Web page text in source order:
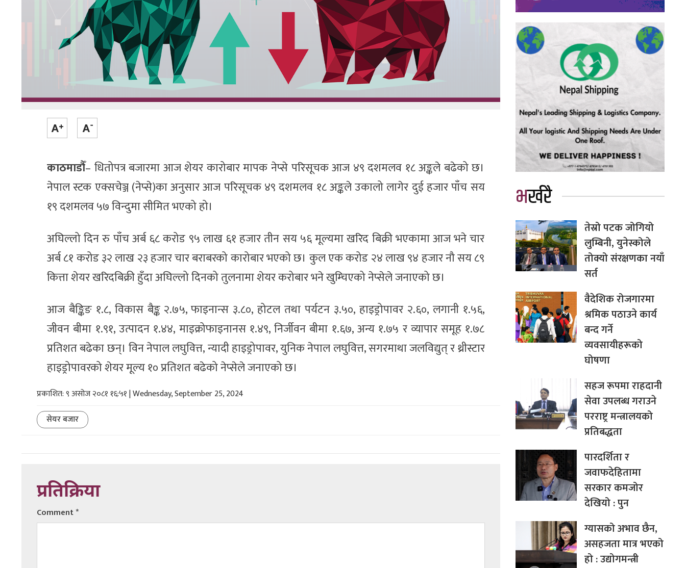
काठमाडौँ– धितोपत्र बजारमा आज शेयर कारोबार मापक नेप्से परिसूचक आज ४९ दशमलव १८ अङ्कले बढेको छ।
नेपाल स्टक एक्सचेञ्ज (नेप्से)का अनुसार आज परिसूचक ४९ दशमलव १८ अङ्कले उकालो लागेर दुई हजार पाँच सय
१९ दशमलव ५७ विन्दुमा सीमित भएको हो।
अघिल्लो दिन रु पाँच अर्ब ६८ करोड ९५ लाख ६१ हजार तीन सय ५६ मूल्यमा खरिद बिक्री भएकामा आज भने चार
अर्ब ८१ करोड ३२ लाख २३ हजार चार बराबरको कारोबार भएको छ। कुल एक करोड २४ लाख ९४ हजार नौ सय ८९
कित्ता शेयर खरिदबिक्री हुँदा अघिल्लो दिनको तुलनामा शेयर करोबार भने खुम्चिएको नेप्सेले जनाएको छ।
आज बैङ्किङ १.८, विकास बैङ्क २.७५, फाइनान्स ३.८०, होटल तथा पर्यटन ३.५०, हाइड्रोपावर २.६०, लगानी १.५६,
जीवन बीमा १.९१, उत्पादन १.४४, माइक्रोफाइनानस १.४९, निर्जीवन बीमा १.६७, अन्य १.७५ र व्यापार समूह १.७८
प्रतिशत बढेका छन्। विन नेपाल लघुवित्त, न्यादी हाइड्रोपावर, युनिक नेपाल लघुवित्त, सगरमाथा जलविद्युत् र थ्रीस्टार
हाइड्रोपावरको शेयर मूल्य १० प्रतिशत बढेको नेप्सेले जनाएको छ।
प्रकाशित: ९ असोज २०८१ १६:५१ | Wednesday, September 25, 2024
सेयर बजार
प्रतिक्रिया
Comment*
भर्खरै
तेस्रो पटक जोगियो
लुम्बिनी, युनेस्कोले
तोक्यो संरक्षणका नयाँ
सर्त
वैदेशिक रोजगारमा
श्रमिक पठाउने कार्य
बन्द गर्ने
व्यवसायीहरूको
घोषणा
सहज रूपमा राहदानी
सेवा उपलब्ध गराउने
परराष्ट्र मन्त्रालयको
प्रतिबद्धता
पारदर्शिता र
जवाफदेहितामा
सरकार कमजोर
देखियो : पुन
ग्यासको अभाव छैन,
असहजता मात्र भएको
हो : उद्योगमन्त्री